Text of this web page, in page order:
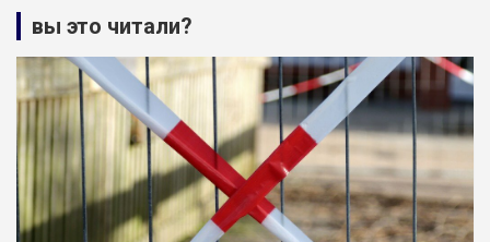
вы это читали?